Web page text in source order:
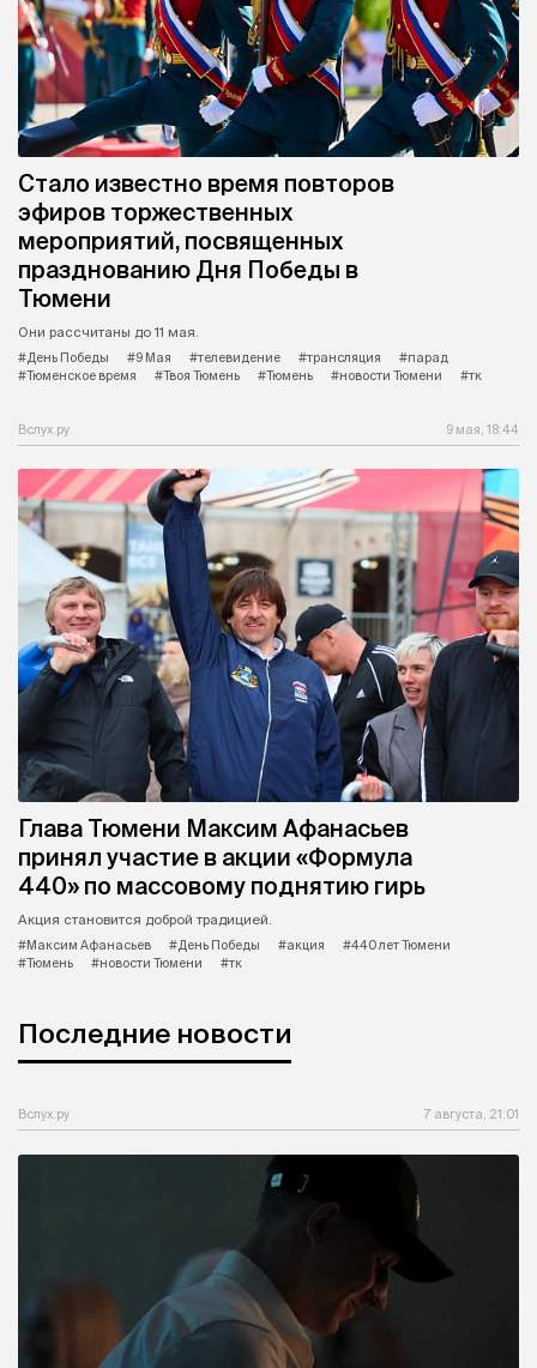
Стало известно время повторов
эфиров торжественных
мероприятий, посвященных
празднованию Дня Победы в
Тюмени
Они рассчитаны до 11 мая.
#День Победы
#9 Мая #телевидение #трансляция
#парад
#Тюменское время
#Твоя Тюмень #Тюмень #новости Тюмени #тк
Вслух.ру 9 мая, 18:44
Глава Тюмени Максим Афанасьев
принял участие в акции «Формула
440» по массовому поднятию гирь
Акция становится доброй традицией.
#Максим Афанасьев
#День Победы #акция
#440 лет Тюмени
#Тюмень
#новости Тюмени #тк
Последние новости
Вслух.ру 7 августа, 21:01